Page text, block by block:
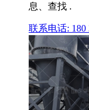
息、查找 .
联系电话: 180